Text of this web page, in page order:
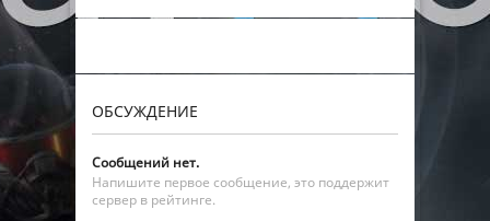
ОБСУЖДЕНИЕ
Сообщений нет.
Напишите первое сообщение, это поддержит
сервер в рейтинге.